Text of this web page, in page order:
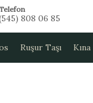
808 06 85
Ruşur Taşı Kına